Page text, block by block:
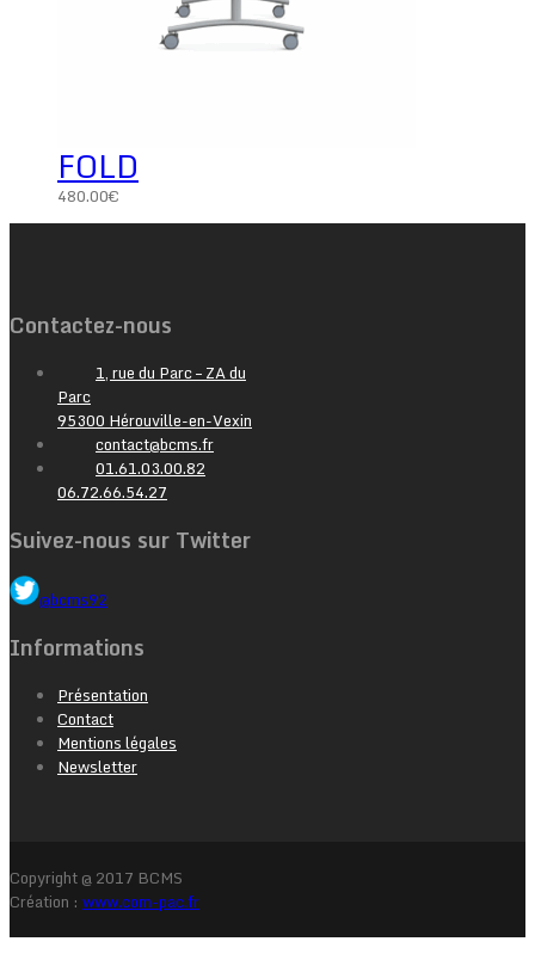
FOLD
480.00€
Contactez-nous
1, rue du Parc – ZA du
Parc
95300 Hérouville-en-Vexin
contact@bcms.fr
01.61.03.00.82
06.72.66.54.27
Suivez-nous sur Twitter
@bcms92
Informations
Présentation
Contact
Mentions légales
Newsletter
Copyright @ 2017 BCMS
Création : www.com-pac.fr